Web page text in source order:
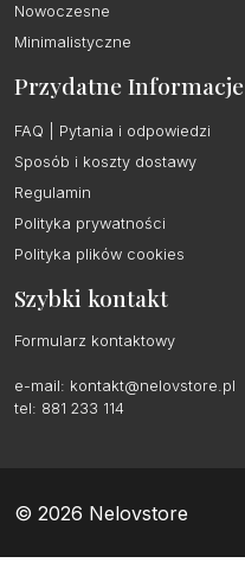
Nowoczesne
Minimalistyczne
Przydatne Informacje
FAQ | Pytania i odpowiedzi
Sposób i koszty dostawy
Regulamin
Polityka prywatności
Polityka plików cookies
Szybki kontakt
Formularz kontaktowy
e-mail: kontakt@nelovstore.pl
tel: 881 233 114
© 2026 Nelovstore